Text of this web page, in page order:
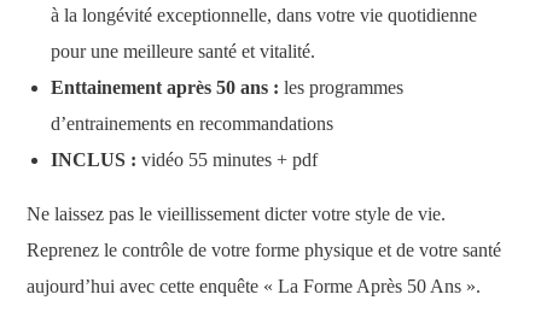
à la longévité exceptionnelle, dans votre vie quotidienne
pour une meilleure santé et vitalité.
Enttainement après 50 ans : les programmes
d’entrainements en recommandations
INCLUS : vidéo 55 minutes + pdf
Ne laissez pas le vieillissement dicter votre style de vie.
Reprenez le contrôle de votre forme physique et de votre santé
aujourd’hui avec cette enquête « La Forme Après 50 Ans ».